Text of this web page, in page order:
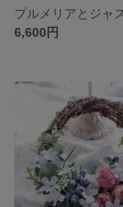
6,600円